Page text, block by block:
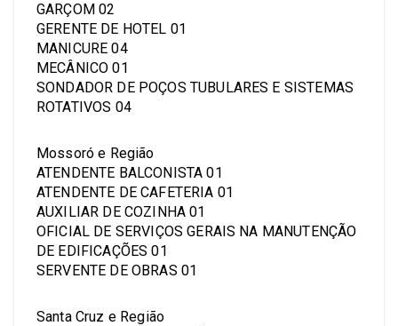
GARÇOM 02
GERENTE DE HOTEL 01
MANICURE 04
MECÂNICO 01
SONDADOR DE POÇOS TUBULARES E SISTEMAS
ROTATIVOS 04
Mossoró e Região
ATENDENTE BALCONISTA 01
ATENDENTE DE CAFETERIA 01
AUXILIAR DE COZINHA 01
OFICIAL DE SERVIÇOS GERAIS NA MANUTENÇÃO
DE EDIFICAÇÕES 01
SERVENTE DE OBRAS 01
Santa Cruz e Região